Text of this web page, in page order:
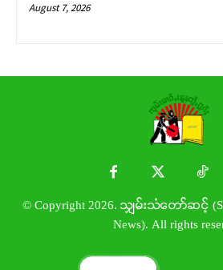
August 7, 2026
© Copyright 2026. သျှမ်းသံတော်ဆင့်
News). All rights